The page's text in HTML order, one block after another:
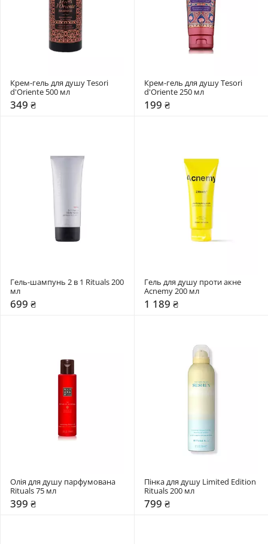
Крем-гель для душу Tesori
d'Oriente 500 мл
349 ₴
Крем-гель для душу Tesori
d'Oriente 250 мл
199 ₴
Гель-шампунь 2 в 1 Rituals 200
мл
699 ₴
Гель для душу проти акне
Acnemy 200 мл
1 189 ₴
Олія для душу парфумована
Rituals 75 мл
399 ₴
Пінка для душу Limited Edition
Rituals 200 мл
799 ₴